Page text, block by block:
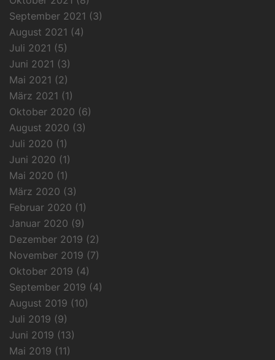
September 2021 (3)
August 2021 (4)
Juli 2021 (5)
Juni 2021 (3)
Mai 2021 (2)
März 2021 (1)
Oktober 2020 (6)
August 2020 (3)
Juli 2020 (1)
Juni 2020 (1)
Mai 2020 (1)
März 2020 (3)
Februar 2020 (1)
Januar 2020 (9)
Dezember 2019 (2)
November 2019 (7)
Oktober 2019 (4)
September 2019 (4)
August 2019 (10)
Juli 2019 (9)
Juni 2019 (13)
Mai 2019 (11)